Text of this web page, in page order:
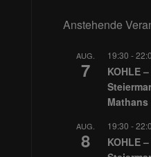
Anstehende
AUG.
7
19:30 -
KOHLE
AUG.
8
19:30 -
KOHLE